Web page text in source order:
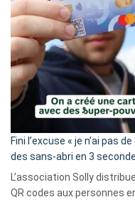
Fini l’excuse « je n’ai pas
des sans-abri en 3
L’association Solly
QR codes aux personnes